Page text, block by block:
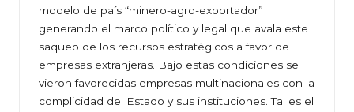
modelo de país “minero-agro-exportador”
generando el marco político y legal que avala este
saqueo de los recursos estratégicos a favor de
empresas extranjeras. Bajo estas condiciones se
vieron favorecidas empresas multinacionales con la
complicidad del Estado y sus instituciones. Tal es el